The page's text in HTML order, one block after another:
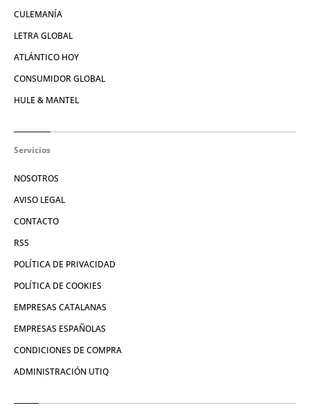
CULEMANÍA
LETRA GLOBAL
ATLÁNTICO HOY
CONSUMIDOR GLOBAL
HULE & MANTEL
Servicios
NOSOTROS
AVISO LEGAL
CONTACTO
RSS
POLÍTICA DE PRIVACIDAD
POLÍTICA DE COOKIES
EMPRESAS CATALANAS
EMPRESAS ESPAÑOLAS
CONDICIONES DE COMPRA
ADMINISTRACIÓN UTIQ